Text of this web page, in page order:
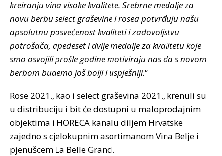
kreiranju vina visoke kvalitete. Srebrne medalje za
novu berbu select graševine i rosea potvrđuju našu
apsolutnu posvećenost kvaliteti i zadovoljstvu
potrošača, apedeset i dvije medalje za kvalitetu koje
smo osvojili prošle godine motiviraju nas da s novom
berbom budemo još bolji i uspješniji.“
Rose 2021., kao i select graševina 2021., krenuli su
u distribuciju i bit će dostupni u maloprodajnim
objektima i HORECA kanalu diljem Hrvatske
zajedno s cjelokupnim asortimanom Vina Belje i
pjenušcem La Belle Grand.